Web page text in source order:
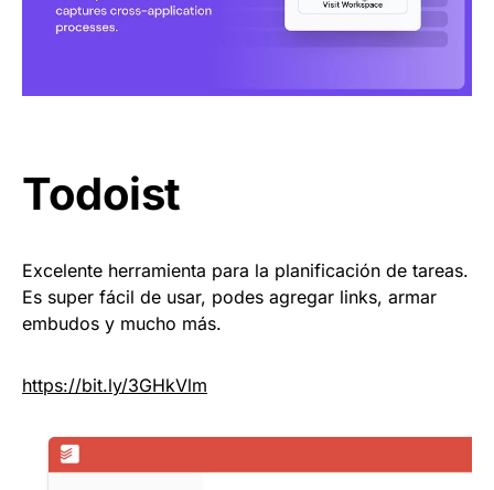
Todoist
Excelente herramienta para la planificación de tareas.
Es super fácil de usar, podes agregar links, armar
embudos y mucho más.
https://bit.ly/3GHkVlm